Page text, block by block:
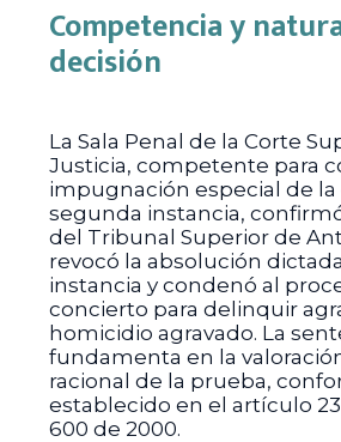
Competencia y
decisión
La Sala Penal de la Corte
Justicia, competente para
impugnación especial de
segunda instancia,
del Tribunal Superior de
revocó la absolución
instancia y condenó al
concierto para delinquir
homicidio agravado. La
fundamenta en la
racional de la prueba,
establecido en el artículo
600 de 2000.